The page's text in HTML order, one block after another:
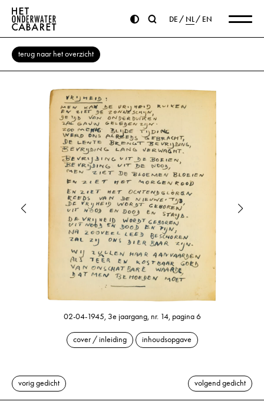
DE NL EN
terug naar het overzicht
02-04-1945, 3e jaargang, nr. 14, pagina 6
cover / inleiding inhoudsopgave
vorig gedicht volgend gedicht